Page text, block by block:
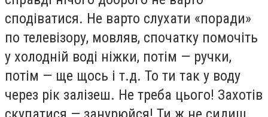
сподіватися. Не варто слухати «поради»
по телевізору, мовляв, спочатку помочіть
у холодній воді ніжки, потім — ручки,
потім — ще щось і т.д. То ти так у воду
через рік залізеш. Не треба цього! Захотів